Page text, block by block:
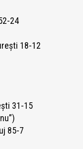
24
18-12
31-15
85-7